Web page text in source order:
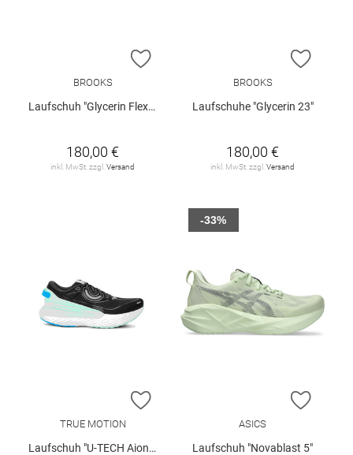
ZUR WUNSCHLISTE HINZUFÜGEN
BROOKS
Laufschuh "Glycerin Flex W"
180,00 €
inkl. MwSt. zzgl. Versand
ZUR
BROOKS
Laufschuhe "Glycerin 23"
180,00 €
inkl. MwSt. zzgl. Versand
ZUR WUNSCHLISTE HINZUFÜGEN
TRUE MOTION
Laufschuh "U-TECH Aion 4 W"
ZUR
ASICS
Laufschuh "Novablast 5"
-33%